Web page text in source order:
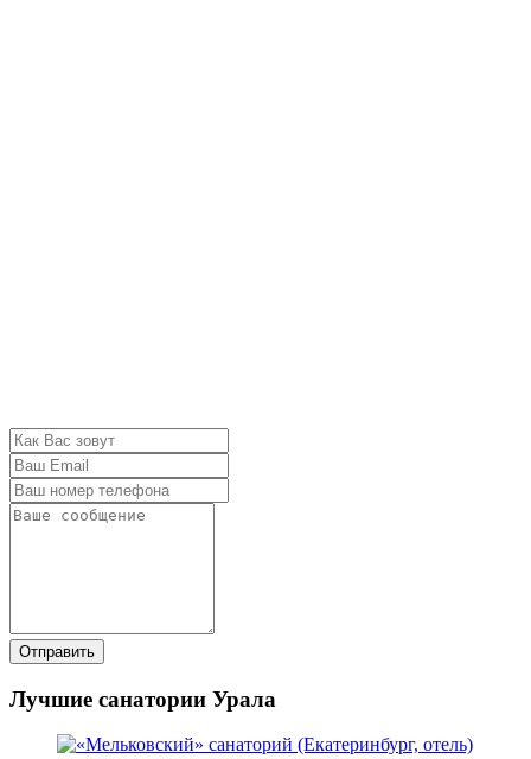
Отправить
Лучшие санатории Урала